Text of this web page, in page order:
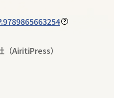
（AiritiPress）